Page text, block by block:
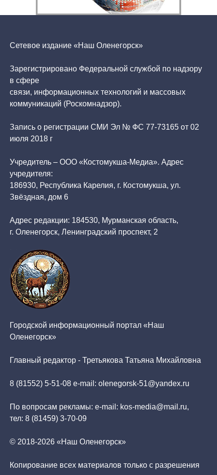
Сетевое издание «Наш Оленегорск»
Зарегистрировано Федеральной службой по надзору
в сфере
связи, информационных технологий и массовых
коммуникаций (Роскомнадзор).
Запись о регистрации СМИ Эл № ФС 77-73165 от 02
июля 2018 г
Учредитель – ООО «Костомукша-Медиа». Адрес
учредителя:
186930, Республика Карелия, г. Костомукша, ул.
Звёздная, дом 6
Адрес редакции: 184530, Мурманская область,
г. Оленегорск, Ленинградский проспект, 2
Городской информационный портал «Наш
Оленегорск»
Главный редактор - Третьякова Татьяна Михайловна
8 (81552) 5-51-08 e-mail: olenegorsk-51@yandex.ru
По вопросам рекламы: e-mail: kos-media@mail.ru,
тел: 8 (81459) 3-70-09
© 2018-2026 «Наш Оленегорск»
Копирование всех материалов только с разрешения